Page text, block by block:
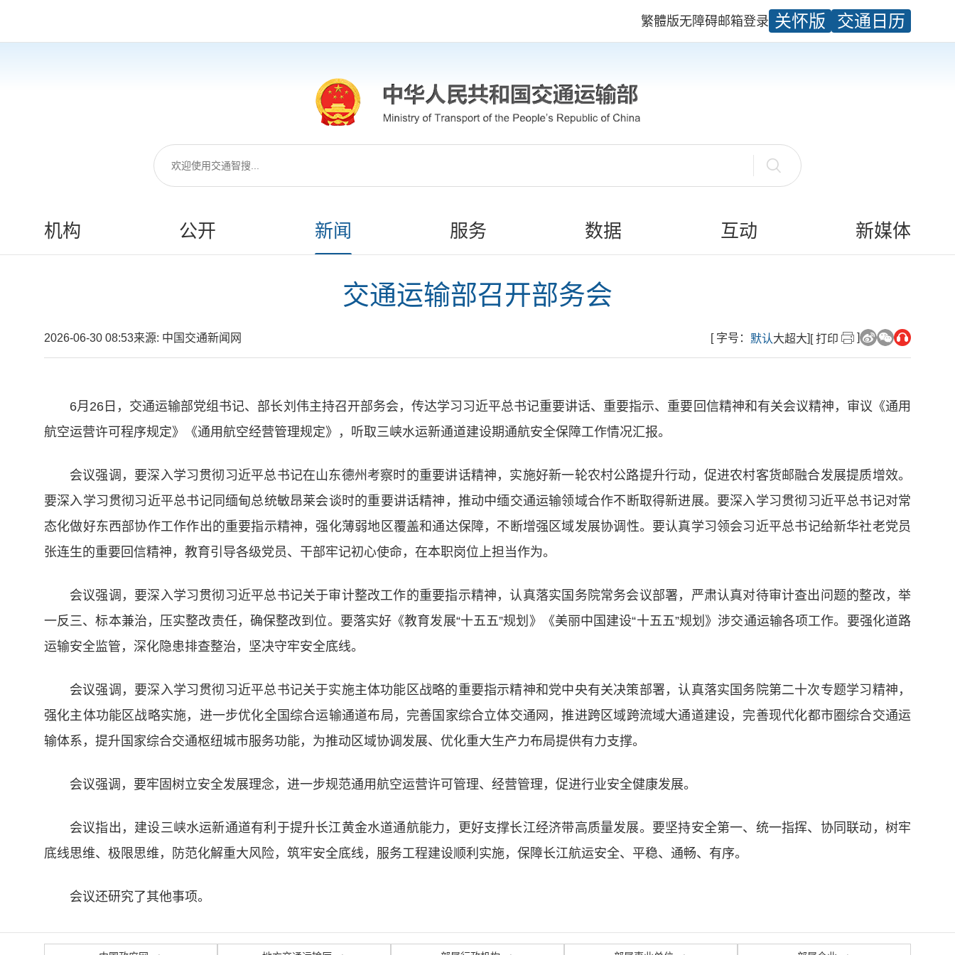
繁體版无障碍邮箱登录 关怀版 交通日历
机构 公开 新闻 服务 数据 互动 新媒体
交通运输部召开部务会
2026-06-30 08:53来源: 中国交通新闻网 [ 字号： 默认大超大] [ 打印 ]
6月26日，交通运输部党组书记、部长刘伟主持召开部务会，传达学习习近平总书记重要讲话、重要指示、重要回信精神和有关会议精神，审议《通用
航空运营许可程序规定》《通用航空经营管理规定》，听取三峡水运新通道建设期通航安全保障工作情况汇报。
会议强调，要深入学习贯彻习近平总书记在山东德州考察时的重要讲话精神，实施好新一轮农村公路提升行动，促进农村客货邮融合发展提质增效。
要深入学习贯彻习近平总书记同缅甸总统敏昂莱会谈时的重要讲话精神，推动中缅交通运输领域合作不断取得新进展。要深入学习贯彻习近平总书记对常
态化做好东西部协作工作作出的重要指示精神，强化薄弱地区覆盖和通达保障，不断增强区域发展协调性。要认真学习领会习近平总书记给新华社老党员
张连生的重要回信精神，教育引导各级党员、干部牢记初心使命，在本职岗位上担当作为。
会议强调，要深入学习贯彻习近平总书记关于审计整改工作的重要指示精神，认真落实国务院常务会议部署，严肃认真对待审计查出问题的整改，举
一反三、标本兼治，压实整改责任，确保整改到位。要落实好《教育发展“十五五”规划》《美丽中国建设“十五五”规划》涉交通运输各项工作。要强化道路
运输安全监管，深化隐患排查整治，坚决守牢安全底线。
会议强调，要深入学习贯彻习近平总书记关于实施主体功能区战略的重要指示精神和党中央有关决策部署，认真落实国务院第二十次专题学习精神，
强化主体功能区战略实施，进一步优化全国综合运输通道布局，完善国家综合立体交通网，推进跨区域跨流域大通道建设，完善现代化都市圈综合交通运
输体系，提升国家综合交通枢纽城市服务功能，为推动区域协调发展、优化重大生产力布局提供有力支撑。
会议强调，要牢固树立安全发展理念，进一步规范通用航空运营许可管理、经营管理，促进行业安全健康发展。
会议指出，建设三峡水运新通道有利于提升长江黄金水道通航能力，更好支撑长江经济带高质量发展。要坚持安全第一、统一指挥、协同联动，树牢
底线思维、极限思维，防范化解重大风险，筑牢安全底线，服务工程建设顺利实施，保障长江航运安全、平稳、通畅、有序。
会议还研究了其他事项。